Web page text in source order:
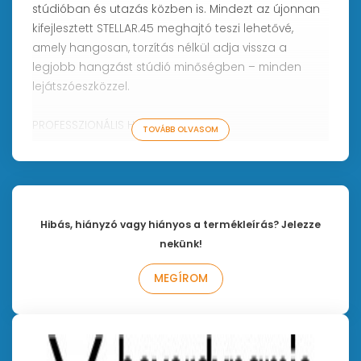
stúdióban és utazás közben is. Mindezt az újonnan
kifejlesztett STELLAR.45 meghajtó teszi lehetővé,
amely hangosan, torzítás nélkül adja vissza a
legjobb hangzást stúdió minőségben – minden
lejátszóeszközzel.
PROFESSZIONÁLIS HANGMINŐSÉG
A megbízható stúdióhangzás és a nagy teljesítmény
párosul
A STELLAR.45 hangátalakító, amelyet a németországi
bevált beyerdinamikus hangzást biztosítja a stúdió-
fejhallgató-kategóriás teljesítmény eddig
elérhetetlen szintjén. Ez a neodímium
gyűrűmágnesnek, valamint a rézbevonatú high-
tech huzalnak köszönhető. Az elektromos
kompromisszum egyedülálló. Az újonnan kifejlesztett
háromrétegű, integrált csillapítóréteggel rendelkező
TOVÁBB OLVASOM
Hibás, hiányzó vagy hiányos a termékleírás? Jelezze
nekünk!
MEGÍROM